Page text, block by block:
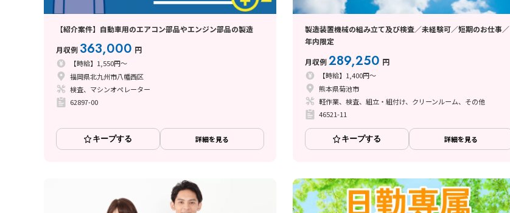
【紹介案件】自動車用のエアコン部品やエンジン部品の製造
月収例 363,000 円
【時給】1,550円～
福岡県北九州市八幡西区
検査、マシンオペレーター
62897-00
キープする 詳細を見る
製造装置機械の組み立て及び検査／未経験可／短期のお仕事／
年内限定
月収例289,250 円
【時給】1,400円～
熊本県菊池市
軽作業、検査、組立・組付け、クリーンルーム、その他
46521-11
キープする 詳細を見る